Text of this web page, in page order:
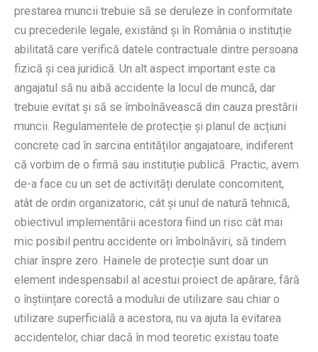
prestarea muncii trebuie să se deruleze în conformitate
cu precederile legale, existând și în România o instituție
abilitată care verifică datele contractuale dintre persoana
fizică și cea juridică. Un alt aspect important este ca
angajatul să nu aibă accidente la locul de muncă, dar
trebuie evitat și să se îmbolnăvească din cauza prestării
muncii. Regulamentele de protecție și planul de acțiuni
concrete cad în sarcina entităților angajatoare, indiferent
că vorbim de o firmă sau instituție publică. Practic, avem
de-a face cu un set de activități derulate concomitent,
atât de ordin organizatoric, cât și unul de natură tehnică,
obiectivul implementării acestora fiind un risc cât mai
mic posibil pentru accidente ori îmbolnăviri, să tindem
chiar înspre zero. Hainele de protecție sunt doar un
element indespensabil al acestui proiect de apărare, fără
o înștiințare corectă a modului de utilizare sau chiar o
utilizare superficială a acestora, nu va ajuta la evitarea
accidentelor, chiar dacă în mod teoretic existau toate